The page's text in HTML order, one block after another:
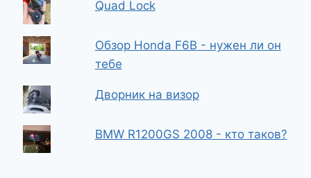
Quad Lock
Обзор Honda F6B - нужен ли он
тебе
Дворник на визор
BMW R1200GS 2008 - кто таков?